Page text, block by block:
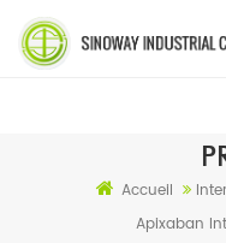
Accueil
Apixaban